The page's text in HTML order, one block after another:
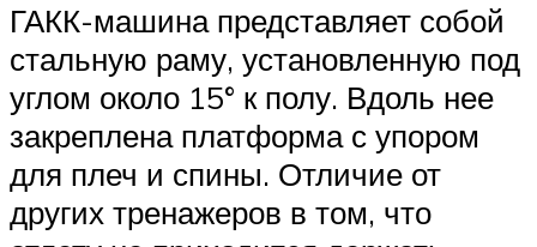
ГАКК-машина представляет собой
стальную раму, установленную под
углом около 15° к полу. Вдоль нее
закреплена платформа с упором
для плеч и спины. Отличие от
других тренажеров в том, что